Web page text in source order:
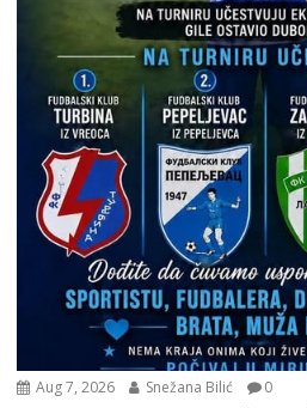
Aug 7, 2026 Snežana Bilić 0